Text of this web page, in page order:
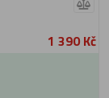
1 390 Kč